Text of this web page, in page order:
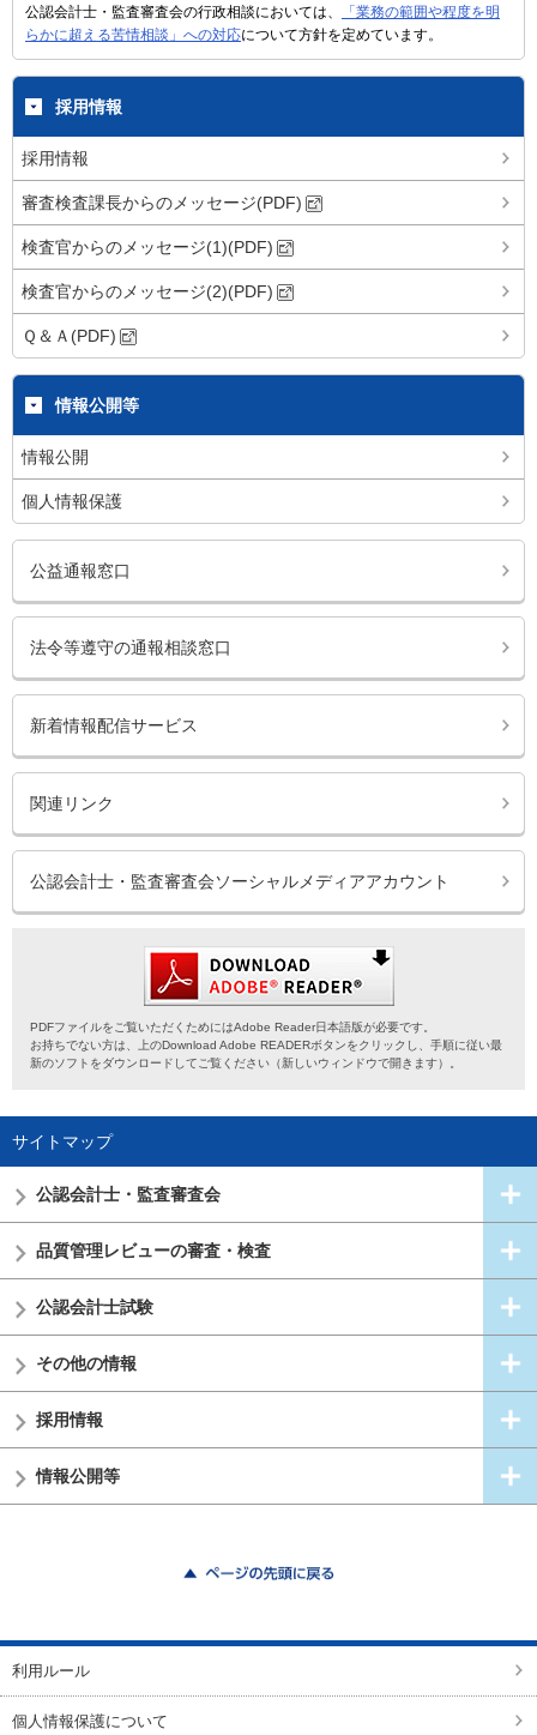
公認会計士・監査審査会の行政相談においては、
「業務の範囲や程度を明
らかに超える苦情相談」への対応について方針を定めています。
採用情報
採用情報
審査検査課長からのメッセージ(PDF)
検査官からのメッセージ(1)(PDF)
検査官からのメッセージ(2)(PDF)
Ｑ＆Ａ(PDF)
情報公開等
情報公開
個人情報保護
公益通報窓口
法令等遵守の通報相談窓口
新着情報配信サービス
関連リンク
公認会計士・監査審査会ソーシャルメディアアカウント
PDFファイルをご覧いただくためにはAdobe Reader日本語版が必要です。
お持ちでない方は、上のDownload Adobe READERボタンをクリックし、手順に従い最
新のソフトをダウンロードしてご覧ください（新しいウィンドウで開きます）。
サイトマップ
公認会計士・ 監査審査会
品質管理レビューの審査・検査
公認会計士試験
その他の情報
採用情報
情報公開等
利用ルール
個人情報保護について